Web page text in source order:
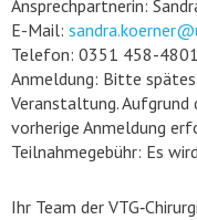
Ansprechpartnerin:
E-Mail:
Telefon: 0351 458-4801
Anmeldung: Bitte
Veranstaltung.
vorherige Anmeldung
Teilnahmegebühr: Es
Ihr Team der